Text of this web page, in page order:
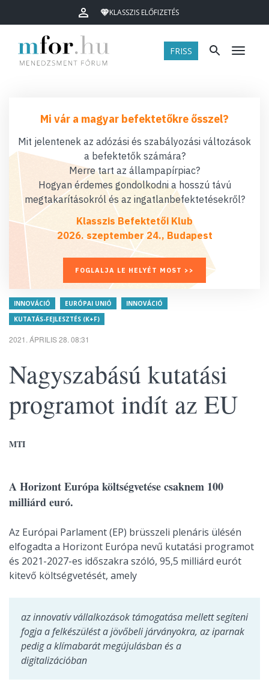
KLASSZIS ELŐFIZETÉS
FRISS Menü
Mi vár a magyar befektetőkre ősszel?
Mit jelentenek az adózási és szabályozási változások
a befektetők számára?
Merre tart az állampapírpiac?
Hogyan érdemes gondolkodni a hosszú távú
megtakarításokról és az ingatlanbefektetésekről?
Klasszis Befektetői Klub
2026. szeptember 24., Budapest
FOGLALJA LE HELYÉT MOST >>
INNOVÁCIÓ EURÓPAI UNIÓ
INNOVÁCIÓ
KUTATÁS-FEJLESZTÉS (K+F)
2021. ÁPRILIS 28. 08:31
Nagyszabású kutatási
programot indít az EU
MTI
A Horizont Európa költségvetése csaknem 100
milliárd euró.
Az Európai Parlament (EP) brüsszeli plenáris ülésén
elfogadta a Horizont Európa nevű kutatási programot
és 2021-2027-es időszakra szóló, 95,5 milliárd eurót
kitevő költségvetését, amely
az innovatív vállalkozások támogatása mellett segíteni
fogja a felkészülést a jövőbeli járványokra, az iparnak
pedig a klímabarát megújulásban és a
digitalizációban